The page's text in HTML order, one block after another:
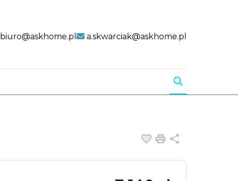
biuro@askhome.pl a.skwarciak@askhome.pl
Dodaj do
Drukuj